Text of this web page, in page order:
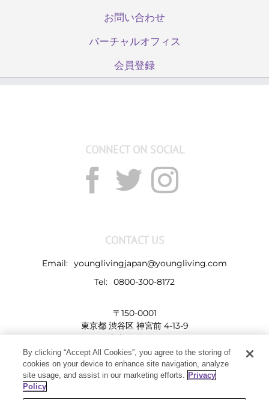
だ
お問い合わせ
バーチャルオフィス
会員登録
CONNECT ON SOCIAL
CONTACT US
Email: younglivingjapan@youngliving.com
Tel: 0800-300-8172
〒150-0001
東京都 渋谷区 神宮前 4-13-9
表参道LHビル
By clicking “Accept All Cookies”, you agree to the storing of
cookies on your device to enhance site navigation, analyze
site usage, and assist in our marketing efforts. Privacy
Policy